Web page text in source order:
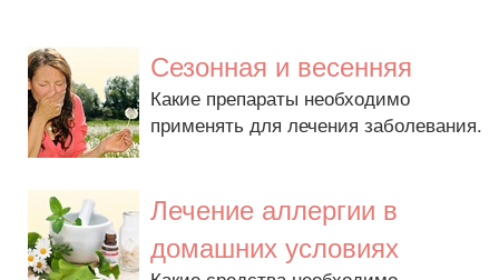
Сезонная и весенняя
Какие препараты необходимо
применять для лечения заболевания.
Лечение аллергии в
домашних условиях